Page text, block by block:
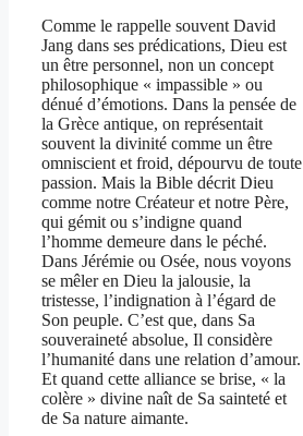
Comme le rappelle souvent David
Jang dans ses prédications, Dieu est
un être personnel, non un concept
philosophique « impassible » ou
dénué d’émotions. Dans la pensée de
la Grèce antique, on représentait
souvent la divinité comme un être
omniscient et froid, dépourvu de toute
passion. Mais la Bible décrit Dieu
comme notre Créateur et notre Père,
qui gémit ou s’indigne quand
l’homme demeure dans le péché.
Dans Jérémie ou Osée, nous voyons
se mêler en Dieu la jalousie, la
tristesse, l’indignation à l’égard de
Son peuple. C’est que, dans Sa
souveraineté absolue, Il considère
l’humanité dans une relation d’amour.
Et quand cette alliance se brise, « la
colère » divine naît de Sa sainteté et
de Sa nature aimante.